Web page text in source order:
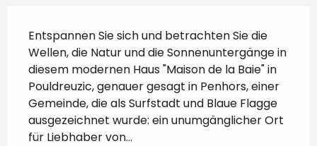
Entspannen Sie sich und betrachten Sie die
Wellen, die Natur und die Sonnenuntergänge in
diesem modernen Haus "Maison de la Baie" in
Pouldreuzic, genauer gesagt in Penhors, einer
Gemeinde, die als Surfstadt und Blaue Flagge
ausgezeichnet wurde: ein unumgänglicher Ort
für Liebhaber von...